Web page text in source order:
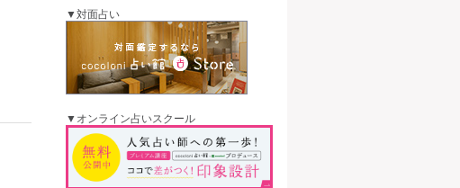
▼対面占い
▼オンライン占いスクール